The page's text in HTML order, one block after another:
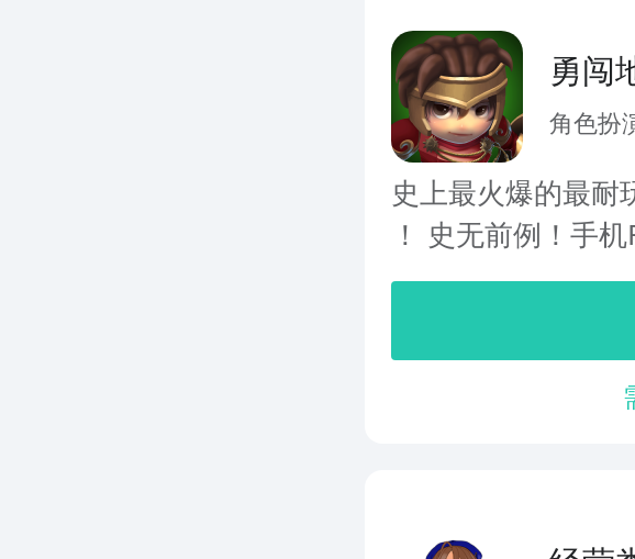
勇闯
角色扮
史上最火爆的最耐
！ 史无前例​​！手